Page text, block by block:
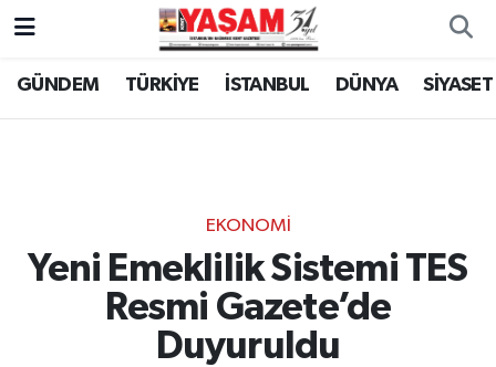
GÜNDEM TÜRKİYE İSTANBUL DÜNYA SİYASET
EKONOMİ
Yeni Emeklilik Sistemi TES
Resmi Gazete’de
Duyuruldu